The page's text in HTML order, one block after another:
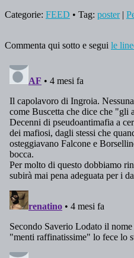
Categorie: FEED • Tag: poster|
Commenta qui sotto e segui le